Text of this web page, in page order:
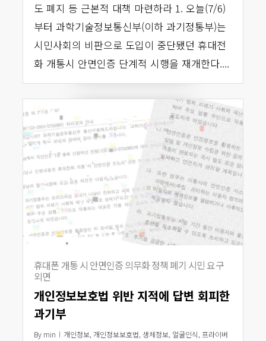
도 폐지 등 근본적 대책 마련하라 1. 오늘(7/6)
부터 과학기술정보통신부(이하 과기정통부)는
시민사회의 비판으로 도입이 중단됐던 휴대전
화 개통시 안면인증 단계적 시행을 재개한다....
휴대폰 개통 시 안면인증 의무화 정책 폐기 시민 요구
외면
개인정보보호법 위반 지적에 답변 회피한
과기부
By min 개인정보, 개인정보보호법,생체정보, 얼굴인식, 프라이버